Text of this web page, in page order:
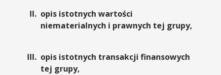
opis istotnych wartości
niematerialnych i prawnych tej grupy,
opis istotnych transakcji finansowych
tej grupy,